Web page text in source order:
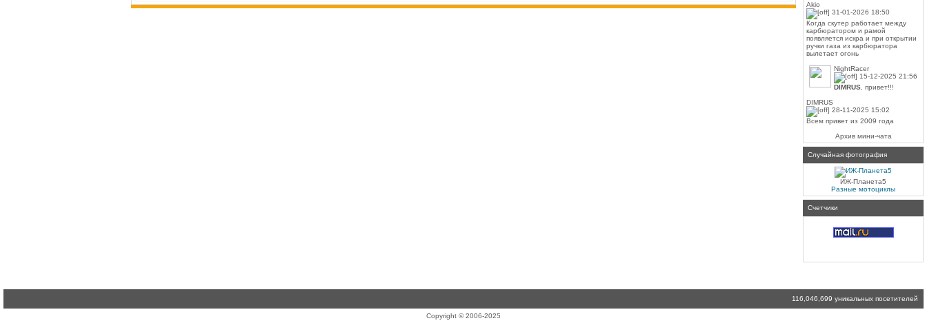
Akio
31-01-2026 18:50
Когда скутер работает между
карбюратором и рамой
появляется искра и при открытии
ручки газа из карбюратора
вылетает огонь
NightRacer
15-12-2025 21:56
DIMRUS , привет!!!
DIMRUS
28-11-2025 15:02
Всем привет из 2009 года
Архив мини-чата
Случайная фотография
ИЖ-Планета5
Разные мотоциклы
Счетчики
116,046,699 уникальных посетителей
Copyright © 2006-2025